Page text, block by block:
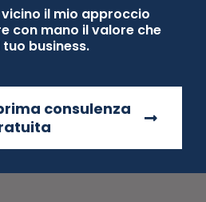
il mio approccio
con mano il valore che
business.
consulenza